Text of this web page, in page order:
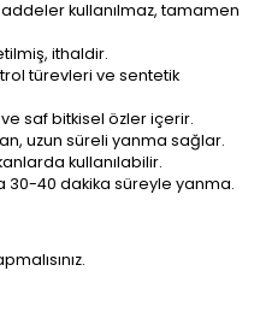
kullanılmaz, tamamen
ithaldir.
türevleri ve sentetik
saf bitkisel özler içerir.
uzun süreli yanma sağlar.
kullanılabilir.
30-40 dakika süreyle yanma.